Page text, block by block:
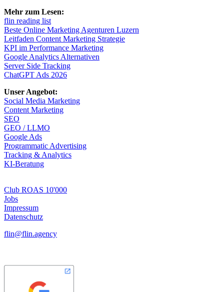
Mehr zum Lesen:
flin reading list
Beste Online Marketing Agenturen Luzern
Leitfaden Content Marketing Strategie
KPI im Performance Marketing
Google Analytics Alternativen
Server Side Tracking
ChatGPT Ads 2026
Unser Angebot:
Social Media Marketing
Content Marketing
SEO
GEO / LLMO
Google Ads
Programmatic Advertising
Tracking & Analytics
KI-Beratung
Club ROAS 10'000
Jobs
Impressum
Datenschutz
flin@flin.agency